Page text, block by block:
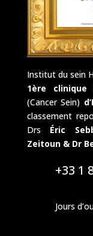
Institut du sein
1ère
(Cancer Sein)
classement
Drs Éric
Zeitoun & Dr
+33 1
Jours